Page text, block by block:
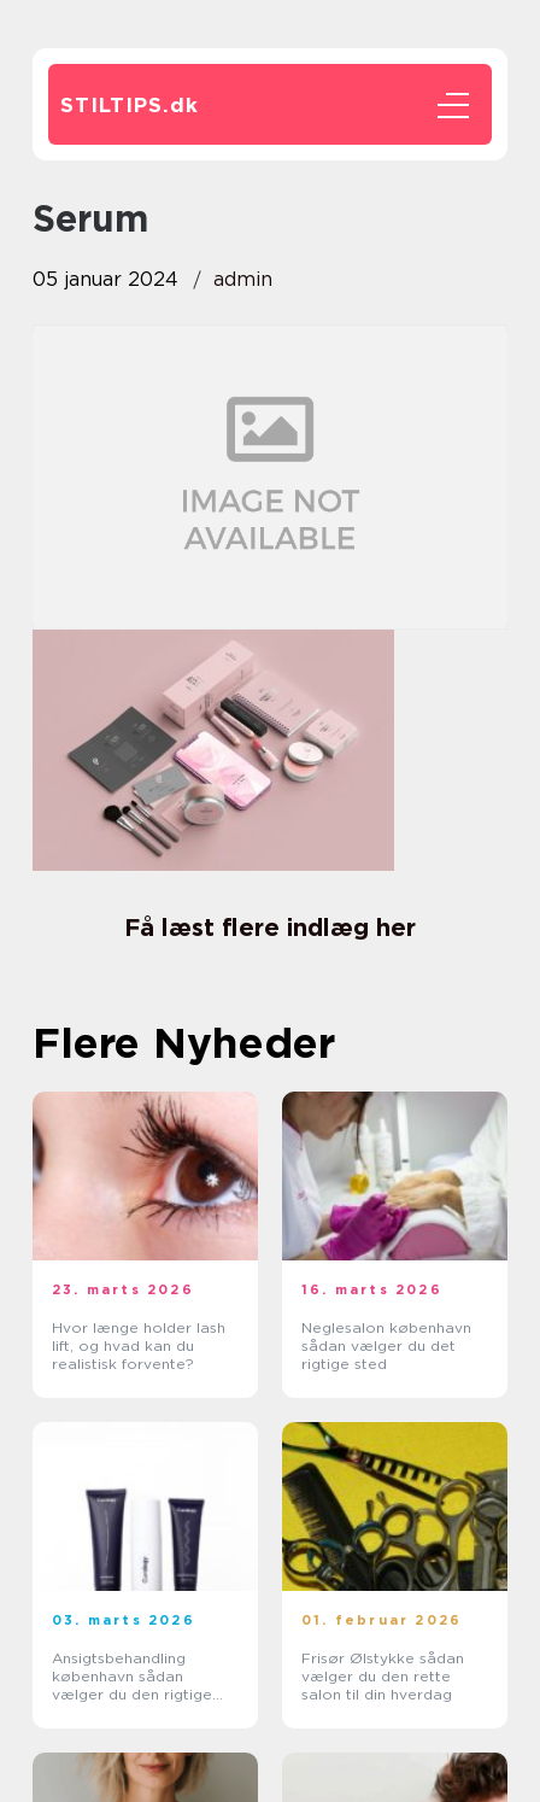
STILTIPS.dk
serum
05 januar 2024 admin
Få læst flere indlæg her
Flere Nyheder
23. marts 2026
Hvor længe holder lash
lift, og hvad kan du
realistisk forvente?
16. marts 2026
Neglesalon københavn
sådan vælger du det
rigtige sted
03. marts 2026
Ansigtsbehandling
københavn sådan
vælger du den rigtige
01. februar 2026
Frisør Ølstykke sådan
vælger du den rette
salon til din hverdag